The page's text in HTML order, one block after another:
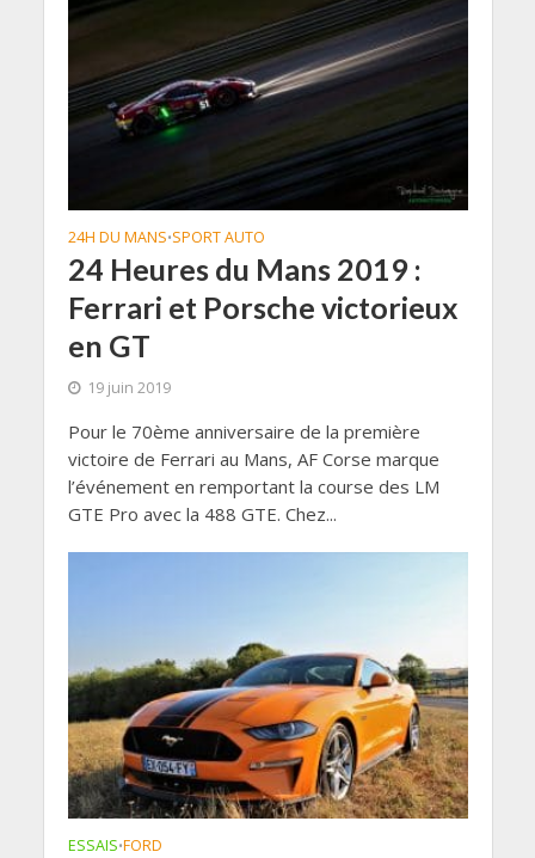
24H DU MANS•SPORT AUTO
24 Heures du Mans 2019 :
Ferrari et Porsche victorieux
en GT
19 juin 2019
Pour le 70ème anniversaire de la première
victoire de Ferrari au Mans, AF Corse marque
l’événement en remportant la course des LM
GTE Pro avec la 488 GTE. Chez...
ESSAIS•FORD